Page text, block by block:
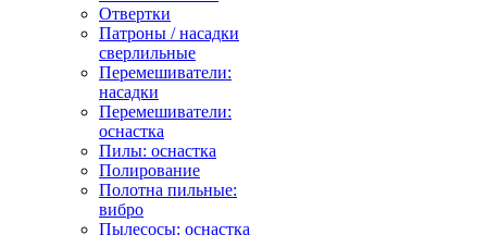
Отвертки
Патроны / насадки
сверлильные
Перемешиватели:
насадки
Перемешиватели:
оснастка
Пилы: оснастка
Полирование
Полотна пильные:
вибро
Пылесосы: оснастка